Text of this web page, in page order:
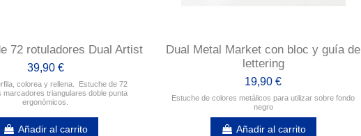
72 rotuladores Dual Artist
39,90 €
colorea y rellena. Estuche de 72
marcadores triangulares doble punta
ergonómicos.
Añadir al carrito
Dual Metal Market con bloc y guía de
lettering
19,90 €
Estuche de colores metálicos para utilizar sobre fondo
negro
Añadir al carrito